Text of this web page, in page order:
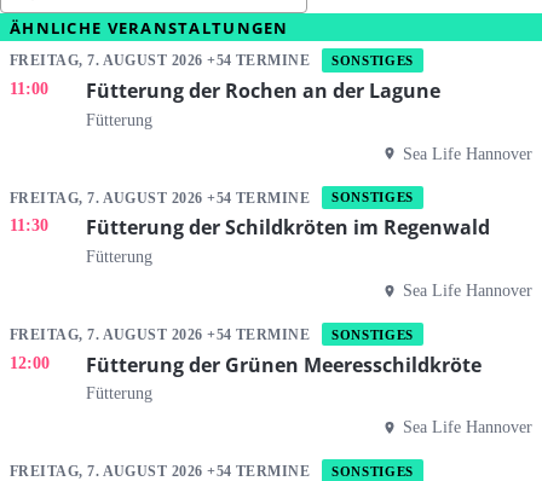
ÄHNLICHE VERANSTALTUNGEN
FREITAG, 7. AUGUST 2026 +54 TERMINE SONSTIGES
11:00 Fütterung der Rochen an der Lagune
Fütterung
Sea Life Hannover
FREITAG, 7. AUGUST 2026 +54 TERMINE SONSTIGES
11:30 Fütterung der Schildkröten im Regenwald
Fütterung
Sea Life Hannover
FREITAG, 7. AUGUST 2026 +54 TERMINE SONSTIGES
12:00 Fütterung der Grünen Meeresschildkröte
Fütterung
Sea Life Hannover
FREITAG, 7. AUGUST 2026 +54 TERMINE SONSTIGES